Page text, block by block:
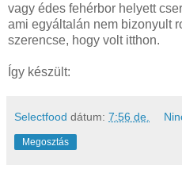
vagy édes fehérbor helyett
ami egyáltalán nem bizonyult
szerencse, hogy volt itthon.
Így készült:
Selectfood dátum: 7:56 de.
Megosztás